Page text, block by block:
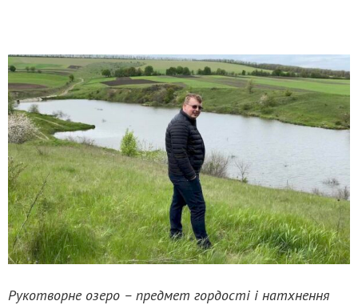
Рукотворне озеро – предмет гордості і натхнення